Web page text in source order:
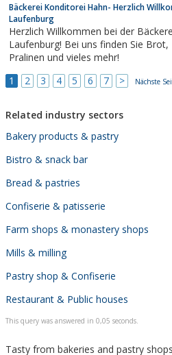
Bäckerei Konditorei Hahn- Herzlich
Laufenburg
Herzlich Willkommen bei der
Laufenburg! Bei uns finden Sie Brot, Brötchen, Hochzeitstorten,
Pralinen und vieles mehr!
1
2 3 4 5 6 7 > Nächste
Related industry sectors
Bakery products & pastry
Bistro & snack bar
Bread & pastries
Confiserie & patisserie
Farm shops & monastery shops
Mills & milling
Pastry shop & Confiserie
Restaurant & Public houses
This query was answered in 0,05 seconds.
Tasty from bakeries and pastry